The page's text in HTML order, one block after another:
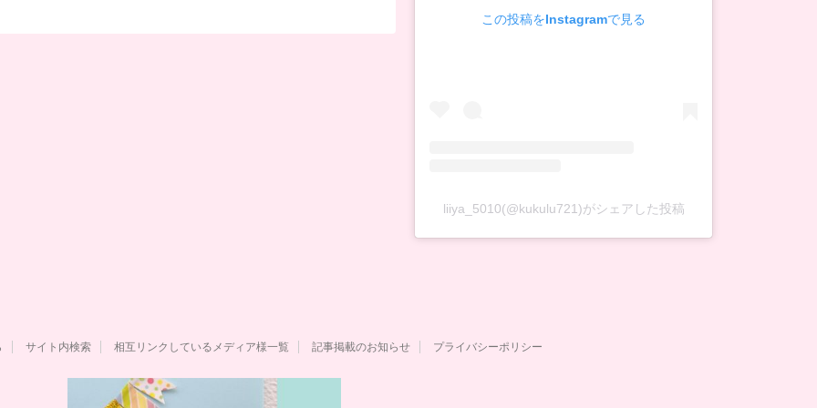
この投稿をInstagramで見る
liiya_5010(@kukulu721)がシェアした投稿
サイト内検索 相互リンクしているメディア様一覧 記事掲載のお知らせ プライバシーポリシー